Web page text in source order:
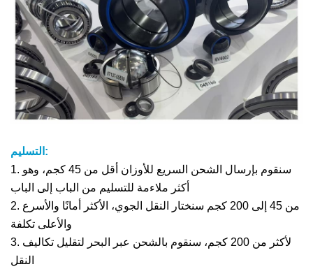
التسليم:
1. سنقوم بإرسال الشحن السريع للأوزان أقل من 45 كجم، وهو
أكثر ملاءمة للتسليم من الباب إلى الباب
2. من 45 إلى 200 كجم سنختار النقل الجوي، الأكثر أمانًا والأسرع
والأعلى تكلفة
3. لأكثر من 200 كجم، سنقوم بالشحن عبر البحر لتقليل تكاليف
النقل